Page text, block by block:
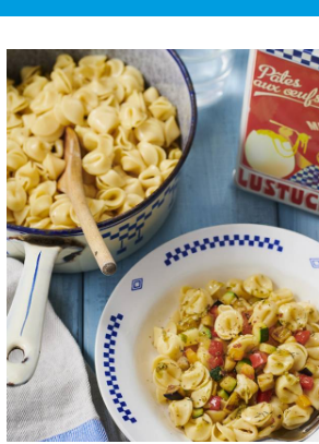
DIFFICULTÉ
PRÉPARATION
25 Min